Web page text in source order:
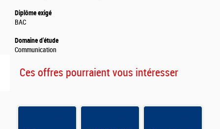
Diplôme exigé
BAC
Domaine d'étude
Communication
Ces offres pourraient vous intéresser